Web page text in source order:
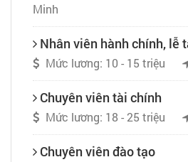
Minh
Nhân viên hành chính, lễ
Mức lương: 10 - 15 triệu
Chuyên viên tài chính
Mức lương: 18 - 25 triệu
Chuyên viên đào tạo